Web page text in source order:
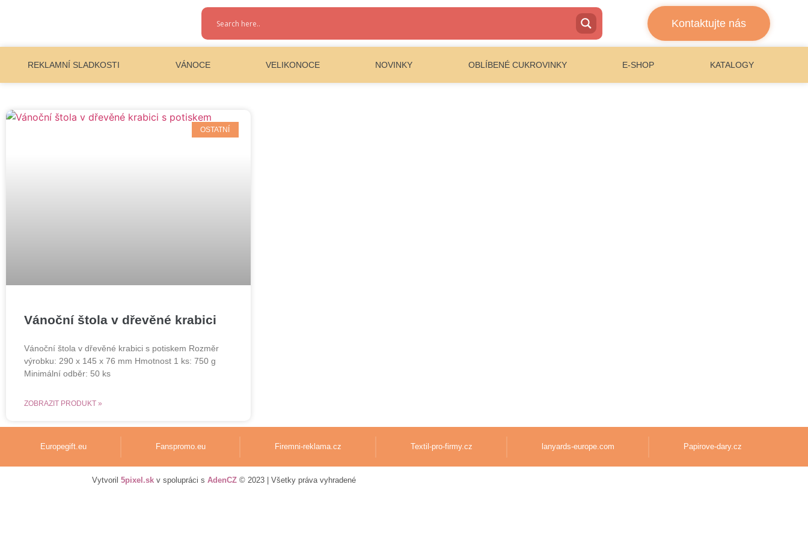
Kontaktujte nás
REKLAMNÍ SLADKOSTI VÁNOCE VELIKONOCE NOVINKY OBLÍBENÉ CUKROVINKY E-SHOP KATALOGY
OSTATNÍ
Vánoční štola v dřevěné krabici
Vánoční štola v dřevěné krabici s potiskem Rozměr
výrobku: 290 x 145 x 76 mm Hmotnost 1 ks: 750 g
Minimální odběr: 50 ks
ZOBRAZIT PRODUKT »
Europegift.eu Fanspromo.eu Firemni-reklama.cz Textil-pro-firmy.cz lanyards-europe.com Papirove-dary.cz
Vytvoril 5pixel.sk v spolupráci s AdenCZ © 2023 | Všetky práva vyhradené